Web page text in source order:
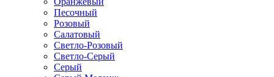
Песочный
Розовый
Салатовый
Светло-Розовый
Светло-Серый
Серый